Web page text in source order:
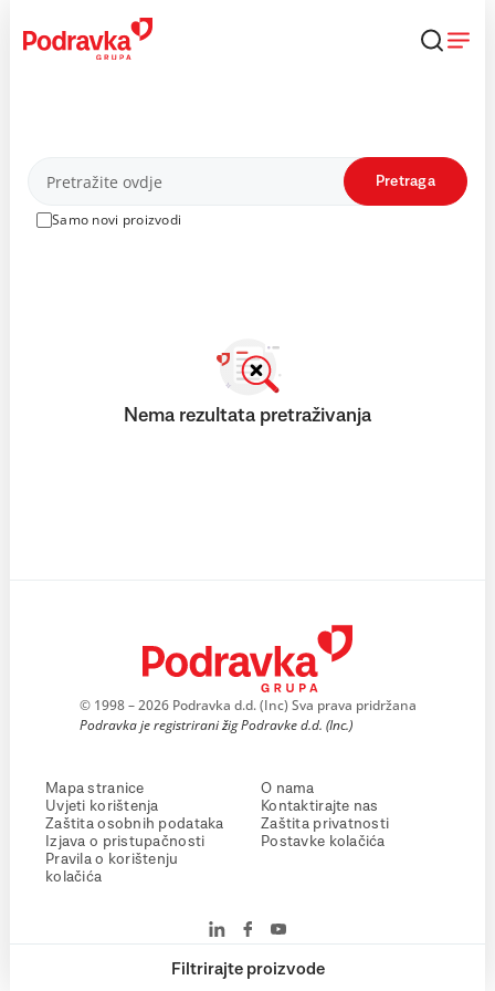
content
Proizvodi
Samo novi proizvodi
Pretraga
Filtrirajte proizvode
Nema rezultata pretraživanja
© 1998 – 2026 Podravka d.d. (Inc) Sva prava pridržana
Podravka je registrirani žig Podravke d.d. (Inc.)
Mapa stranice
Uvjeti korištenja
Zaštita osobnih podataka
Izjava o pristupačnosti
Pravila o korištenju
kolačića
O nama
Kontaktirajte nas
Zaštita privatnosti
Postavke kolačića